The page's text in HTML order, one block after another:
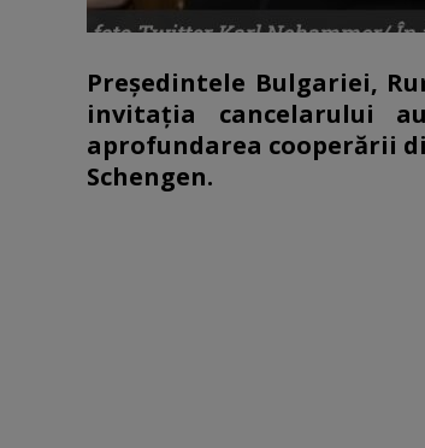
Preşedintele Bulgariei,
invitaţia cancelarului
aprofundarea cooperării
Schengen.